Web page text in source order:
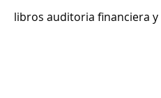
libros auditoria financiera